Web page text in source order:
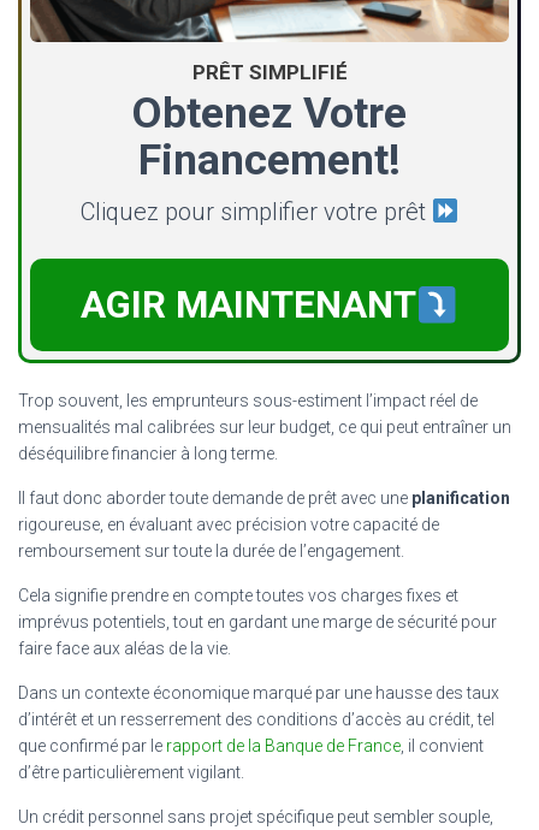
PRÊT SIMPLIFIÉ
Obtenez Votre
Financement!
Cliquez pour simplifier votre prêt
AGIR MAINTENANT
Trop souvent, les emprunteurs sous-estiment l’impact réel de
mensualités mal calibrées sur leur budget, ce qui peut entraîner un
déséquilibre financier à long terme.
Il faut donc aborder toute demande de prêt avec une planification
rigoureuse, en évaluant avec précision votre capacité de
remboursement sur toute la durée de l’engagement.
Cela signifie prendre en compte toutes vos charges fixes et
imprévus potentiels, tout en gardant une marge de sécurité pour
faire face aux aléas de la vie.
Dans un contexte économique marqué par une hausse des taux
d’intérêt et un resserrement des conditions d’accès au crédit, tel
que confirmé par le rapport de la Banque de France, il convient
d’être particulièrement vigilant.
Un crédit personnel sans projet spécifique peut sembler souple,